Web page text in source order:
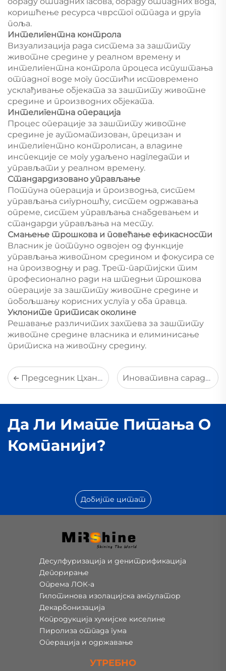
коришћење ресурса чврстог отпада и друга
поља.
Интелигентна контрола
Визуализација рада система за заштиту
животне средине у реалном времену и
интелигентна контрола процеса испуштања
отпадног воде могу постићи истовремено
усклађивање објеката за заштиту животне
средине и производних објеката.
Интелигентна операција
Процес операције за заштиту животне
средине је аутоматизован, прецизан и
интелигентно контролисан, а владине
инспекције се могу удаљено надгледати и
управљати у реалном времену.
Стандардизовано управљање
Потпуна операција и производња, систем
управљања сигурношћу, систем одржавања
опреме, систем управљања снабдевањем и
стандарди управљања на месту.
Смањење трошкова и повећање ефикасности
Власник је потпуно одвојен од функције
управљања животном средином и фокусира се
на производњу и рад. Трет-партијски тим
професионално ради на штедњи трошкова
операције за заштиту животне средине и
побољшању корисних услуга у оба правца.
Уклоните притисак околине
Решавање различитих захтева за заштиту
животне средине власника и елиминисање
притиска на животну средину.
Председник Цханг Бо говори о путу развоја предузећа Иновативна сарадња за заштиту плавог неба МирШин Заштита животне средине и Технолошки универзитет Шандун заједнички изграде еколошки истраживачки институт!
Да Ли Имате Питања О
Компанији?
Добијте цитат
Десулфуризација и денитрификација
Депорирање
Опрема ЛОК-а
Гилотинова изолацијска ампулатор
Декарбонизација
Копродукција хумијске киселине
Пиролиза отпада гума
Операција и одржавање
УТРЕБНО